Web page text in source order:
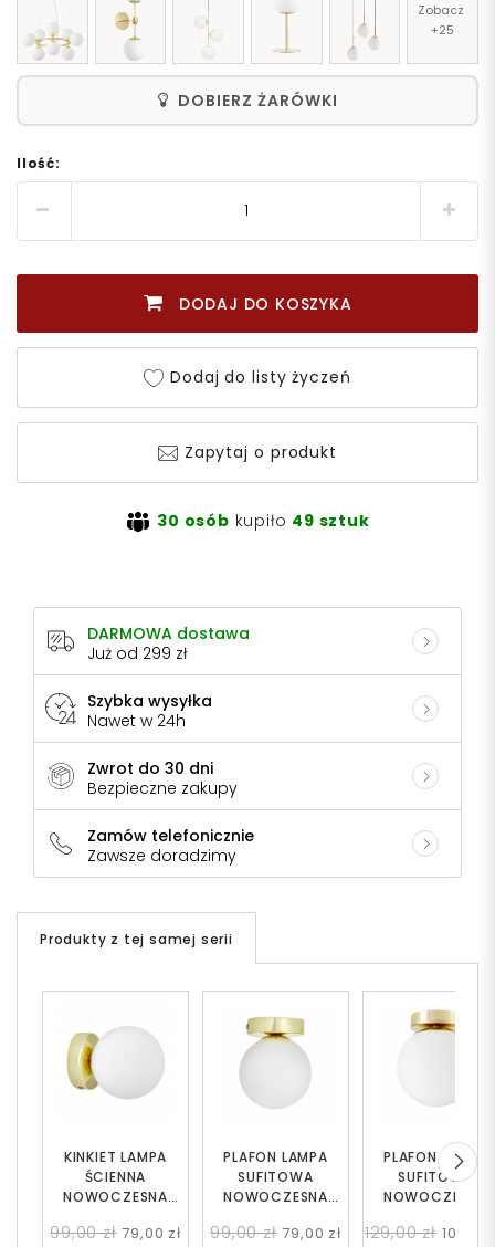
Zobacz
+25
DOBIERZ ŻARÓWKI
Ilość:
DODAJ DO KOSZYKA
Dodaj do listy życzeń
Zapytaj o produkt
30 osób kupiło 49 sztuk
DARMOWA dostawa
Już od 299 zł
Szybka wysyłka
Nawet w 24h
Zwrot do 30 dni
Bezpieczne zakupy
Zamów telefonicznie
Zawsze doradzimy
Produkty z tej samej serii
KINKIET LAMPA
ŚCIENNA
NOWOCZESNA
BIAŁA KULA
99,00 zł 79,00 zł
PLAFON LAMPA
SUFITOWA
NOWOCZESNA
BIAŁA KULA
99,00 zł 79,00 zł
PLAFON LAMPA
SUFITOWA
NOWOCZESNA
BIAŁA KULA
129,00 zł 109,00